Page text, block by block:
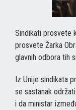
Sindikati prosvete
prosvete Žarka
glavnih odbora tih
Iz Unije sindikata
se sastanak
i da ministar